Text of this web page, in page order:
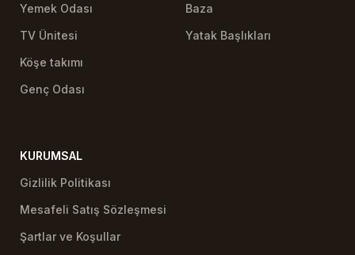
Yemek Odası
TV Ünitesi
Köşe takımı
Genç Odası
Baza
Yatak Başlıkları
KURUMSAL
Gizlilik Politikası
Mesafeli Satış Sözleşmesi
Şartlar ve Koşullar